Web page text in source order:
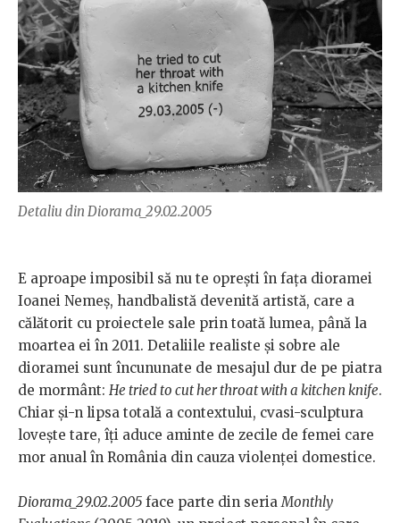
Detaliu din Diorama_29.02.2005
E aproape imposibil să nu te oprești în fața dioramei
Ioanei Nemeș, handbalistă devenită artistă, care a
călătorit cu proiectele sale prin toată lumea, până la
moartea ei în 2011. Detaliile realiste și sobre ale
dioramei sunt încununate de mesajul dur de pe piatra
de mormânt: He tried to cut her throat with a kitchen knife.
Chiar și-n lipsa totală a contextului, cvasi-sculptura
lovește tare, îți aduce aminte de zecile de femei care
mor anual în România din cauza violenței domestice.
Diorama_29.02.2005 face parte din seriaMonthly